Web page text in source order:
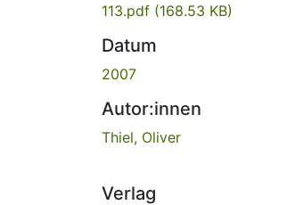
113.pdf (168.53 KB)
Datum
2007
Autor:innen
Thiel, Oliver
Verlag